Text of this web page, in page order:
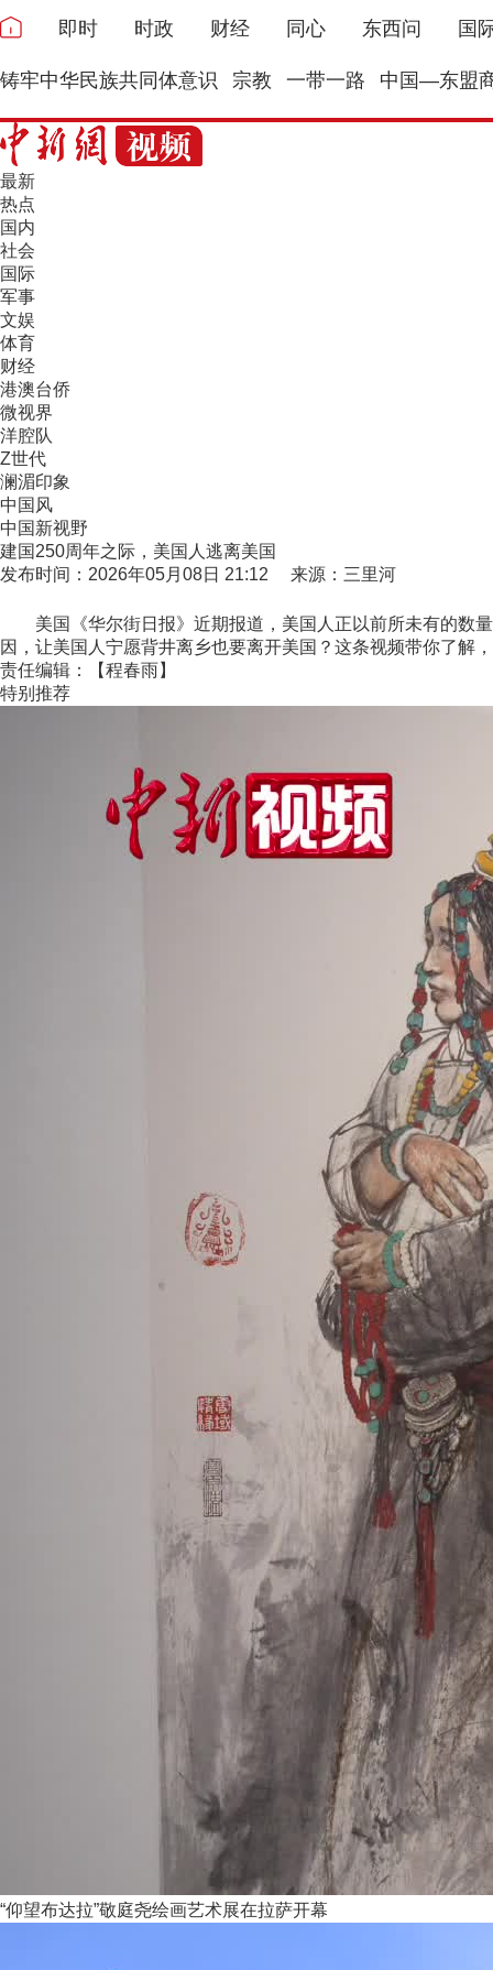
即时 时政 财经 同心 东西问 国
铸牢中华民族共同体意识 宗教 一带一路 中国—东盟
最新
热点
国内
社会
国际
军事
文娱
体育
财经
港澳台侨
微视界
洋腔队
Z世代
澜湄印象
中国风
中国新视野
建国250周年之际，美国人逃离美国
发布时间：2026年05月08日 21:12 来源：三里河
美国《华尔街日报》近期报道，美国人正以前所未有的数量
因，让美国人宁愿背井离乡也要离开美国？这条视频带你了解
责任编辑：【程春雨】
特别推荐
“仰望布达拉”敬庭尧绘画艺术展在拉萨开幕